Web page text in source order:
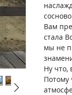
Вам
стала
мы не
Ну что,
Потому